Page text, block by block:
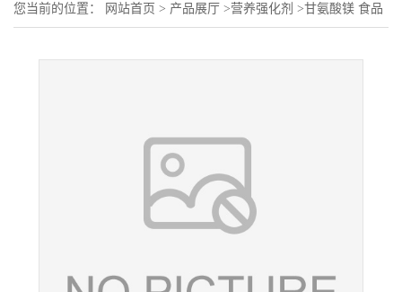
您当前的位置： 网站首页 > 产品展厅 >营养强化剂 >甘氨酸镁 食品